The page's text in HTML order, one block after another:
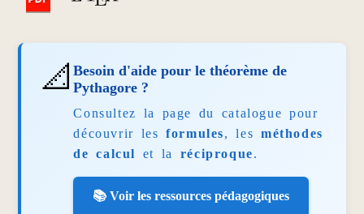
📐Besoin d'aide pour le théorème de
Pythagore ?
Consultez la page du catalogue pour
découvrir lesformules, lesméthodes
de calcul
et la réciproque.
📚 Voir les ressources pédagogiques